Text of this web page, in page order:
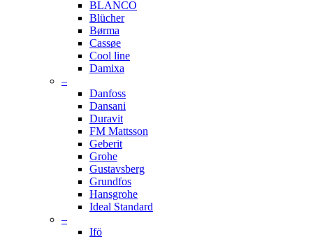
BLANCO
Blücher
Børma
Cassøe
Cool line
Damixa
–
Danfoss
Dansani
Duravit
FM Mattsson
Geberit
Grohe
Gustavsberg
Grundfos
Hansgrohe
Ideal Standard
–
Ifö